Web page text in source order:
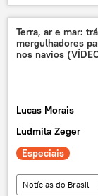
Patrimônio Mundial
pecuária
acordo
Espanha
Venezuela
Suíça
Guiana
Ursula von der
Luiz Inácio Lula da
Brasil
papa Francisco
encontro bilateral
Terra, ar e mar:
mergulhadores
nos navios
Lucas Morais
Ludmila Zeger
Especiais
Notícias do Brasil